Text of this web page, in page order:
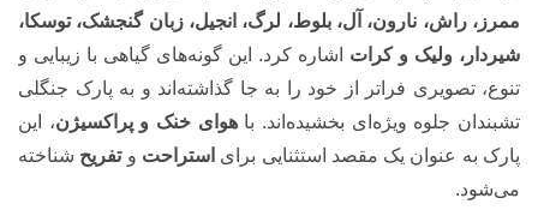
ممرز، راش، نارون، آل، بلوط، لرگ، انجیل، زبان گنجشک، توسکا،
شیردار، ولیک و کرات اشاره کرد. این گونه‌های گیاهی با زیبایی و
تنوع، تصویری فراتر از خود را به جا گذاشته‌اند و به پارک جنگلی
تشبندان جلوه ویژه‌ای بخشیده‌اند. باهوای خنک و پراکسیژن، این
پارک به عنوان یک مقصد استثنایی برای استراحت وتفریح شناخته
می‌شود.